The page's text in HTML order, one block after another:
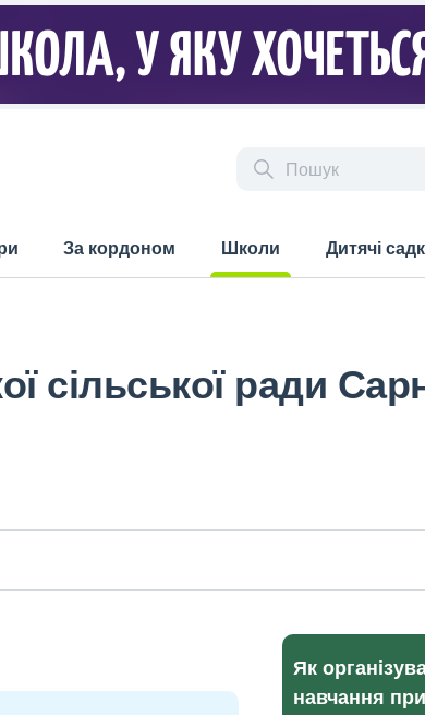
За кордоном
Школи
Дитячі
сільської ради
Як
навчання при